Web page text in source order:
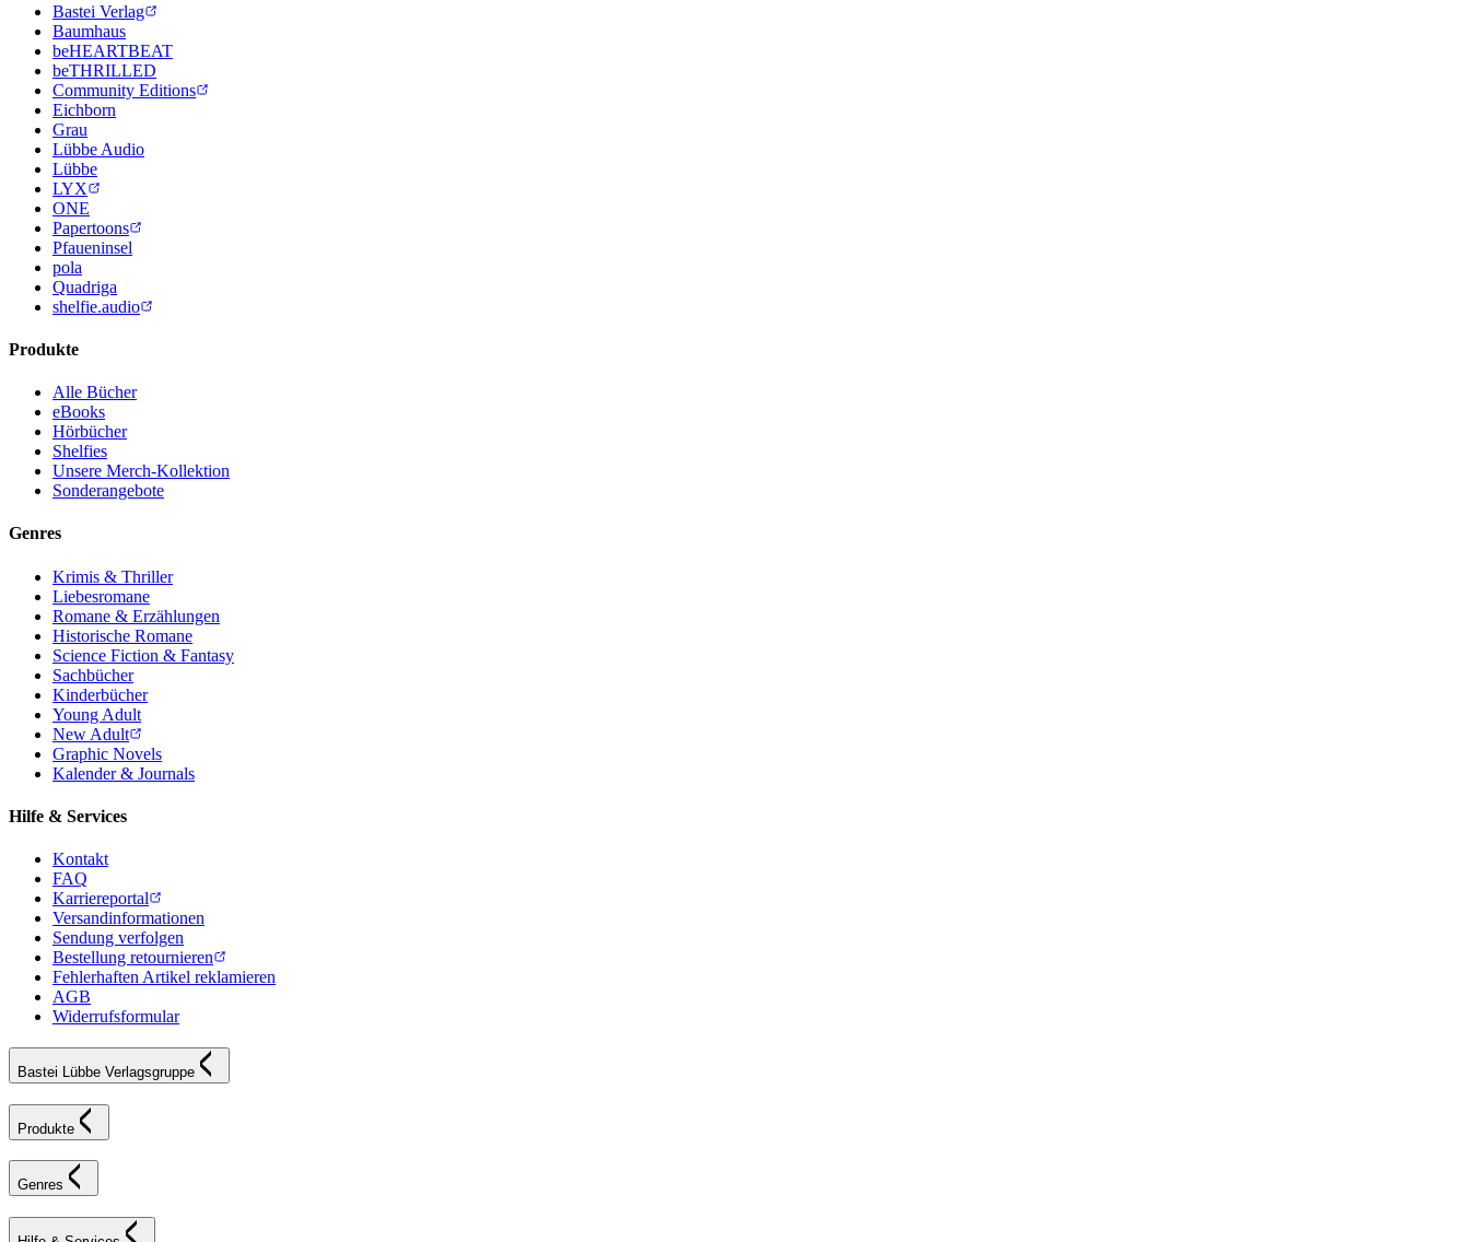
Bastei Verlag
Baumhaus
beHEARTBEAT
beTHRILLED
Community Editions
Eichborn
Grau
Lübbe Audio
Lübbe
LYX
ONE
Papertoons
Pfaueninsel
pola
Quadriga
shelfie.audio
Produkte
Alle Bücher
eBooks
Hörbücher
Shelfies
Unsere Merch-Kollektion
Sonderangebote
Genres
Krimis & Thriller
Liebesromane
Romane & Erzählungen
Historische Romane
Science Fiction & Fantasy
Sachbücher
Kinderbücher
Young Adult
New Adult
Graphic Novels
Kalender & Journals
Hilfe & Services
Kontakt
FAQ
Karriereportal
Versandinformationen
Sendung verfolgen
Bestellung retournieren
Fehlerhaften Artikel reklamieren
AGB
Widerrufsformular
Bastei Lübbe Verlagsgruppe
Produkte
Genres